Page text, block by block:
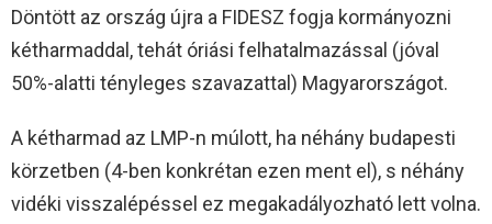
Döntött az ország újra a FIDESZ fogja kormányozni
kétharmaddal, tehát óriási felhatalmazással (jóval
50%-alatti tényleges szavazattal) Magyarországot.
A kétharmad az LMP-n múlott, ha néhány budapesti
körzetben (4-ben konkrétan ezen ment el), s néhány
vidéki visszalépéssel ez megakadályozható lett volna.